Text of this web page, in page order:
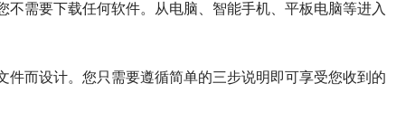
需要下载任何软件。从电脑、智能手机、平板电脑等进入
而设计。您只需要遵循简单的三步说明即可享受您收到的